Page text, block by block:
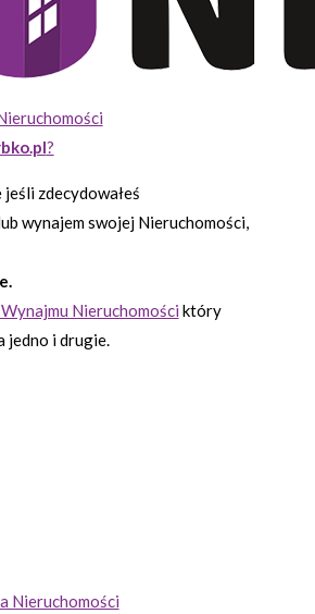
?
zdecydowałeś
wynajem swojej Nieruchomości,
Nieruchomości który
jedno i drugie.
Nieruchomości